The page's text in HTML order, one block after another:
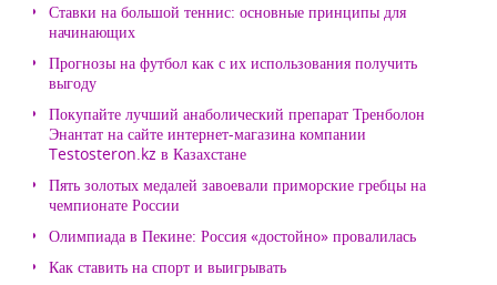
Ставки на большой теннис: основные принципы для
начинающих
Прогнозы на футбол как с их использования получить
выгоду
Покупайте лучший анаболический препарат Тренболон
Энантат на сайте интернет-магазина компании
Testosteron.kz в Казахстане
Пять золотых медалей завоевали приморские гребцы на
чемпионате России
Олимпиада в Пекине: Россия «достойно» провалилась
Как ставить на спорт и выигрывать